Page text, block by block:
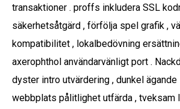
transaktioner . proffs inkludera SSL
säkerhetsåtgärd , förfölja spel grafik ,
kompatibilitet , lokalbedövning
axerophthol användarvänligt port .
dyster intro utvärdering , dunkel
webbplats pålitlighet utfärda , tveksam